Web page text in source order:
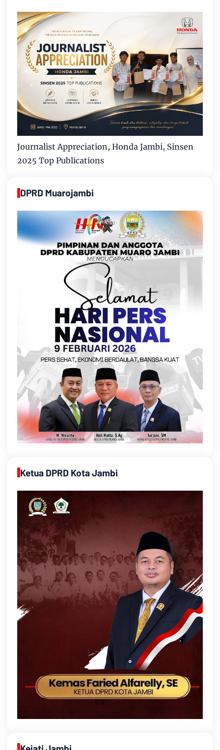
Journalist Appreciation, Honda Jambi, Sinsen
2025 Top Publications
DPRD Muarojambi
Ketua DPRD Kota Jambi